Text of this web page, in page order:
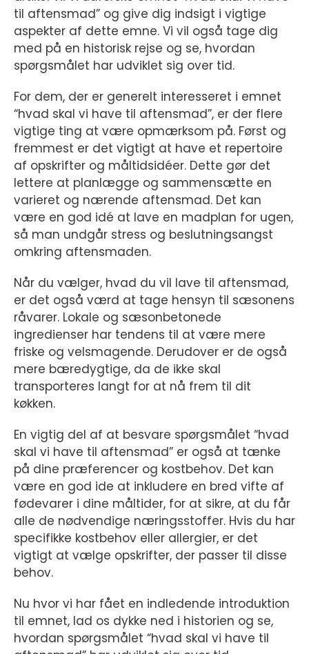
til aftensmad” og give dig indsigt i vigtige
aspekter af dette emne. Vi vil også tage dig
med på en historisk rejse og se, hvordan
spørgsmålet har udviklet sig over tid.
For dem, der er generelt interesseret i emnet
“hvad skal vi have til aftensmad”, er der flere
vigtige ting at være opmærksom på. Først og
fremmest er det vigtigt at have et repertoire
af opskrifter og måltidsidéer. Dette gør det
lettere at planlægge og sammensætte en
varieret og nærende aftensmad. Det kan
være en god idé at lave en madplan for ugen,
så man undgår stress og beslutningsangst
omkring aftensmaden.
Når du vælger, hvad du vil lave til aftensmad,
er det også værd at tage hensyn til sæsonens
råvarer. Lokale og sæsonbetonede
ingredienser har tendens til at være mere
friske og velsmagende. Derudover er de også
mere bæredygtige, da de ikke skal
transporteres langt for at nå frem til dit
køkken.
En vigtig del af at besvare spørgsmålet “hvad
skal vi have til aftensmad” er også at tænke
på dine præferencer og kostbehov. Det kan
være en god ide at inkludere en bred vifte af
fødevarer i dine måltider, for at sikre, at du får
alle de nødvendige næringsstoffer. Hvis du har
specifikke kostbehov eller allergier, er det
vigtigt at vælge opskrifter, der passer til disse
behov.
Nu hvor vi har fået en indledende introduktion
til emnet, lad os dykke ned i historien og se,
hvordan spørgsmålet “hvad skal vi have til